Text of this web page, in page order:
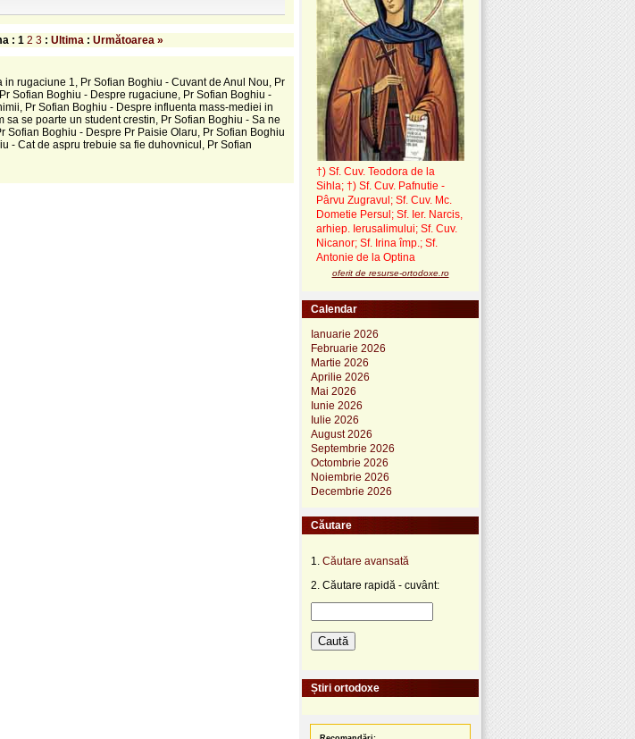
: 1 2 3 : Ultima : Următoarea »
rugaciune 1, Pr Sofian Boghiu - Cuvant de Anul Nou, Pr
Sofian Boghiu - Despre rugaciune, Pr Sofian Boghiu -
Pr Sofian Boghiu - Despre influenta mass-mediei in
se poarte un student crestin, Pr Sofian Boghiu - Sa ne
Sofian Boghiu - Despre Pr Paisie Olaru, Pr Sofian Boghiu
- Cat de aspru trebuie sa fie duhovnicul, Pr Sofian
†) Sf. Cuv. Teodora de la
Sihla; †) Sf. Cuv. Pafnutie -
Pârvu Zugravul ; Sf. Cuv. Mc.
Dometie Persul; Sf. Ier. Narcis,
arhiep. Ierusalimului; Sf. Cuv.
Nicanor; Sf. Irina împ.; Sf.
Antonie de la Optina
oferit de resurse-ortodoxe.ro
Calendar
Ianuarie 2026
Februarie 2026
Martie 2026
Aprilie 2026
Mai 2026
Iunie 2026
Iulie 2026
August 2026
Septembrie 2026
Octombrie 2026
Noiembrie 2026
Decembrie 2026
Căutare
1. Căutare avansată
2. Căutare rapidă - cuvânt:
Știri ortodoxe